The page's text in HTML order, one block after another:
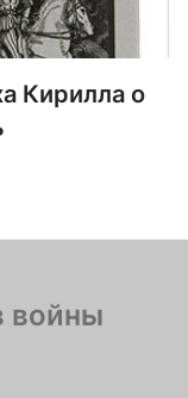
Кирилла о
войны